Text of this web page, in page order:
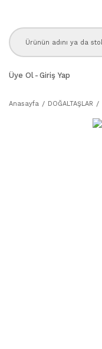
Üye Ol - Giriş Yap
Anasayfa DOĞALTAŞLAR